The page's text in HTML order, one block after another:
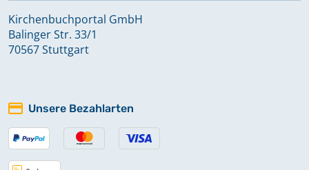
Kirchenbuchportal GmbH
Balinger Str. 33/1
70567 Stuttgart
Unsere Bezahlarten